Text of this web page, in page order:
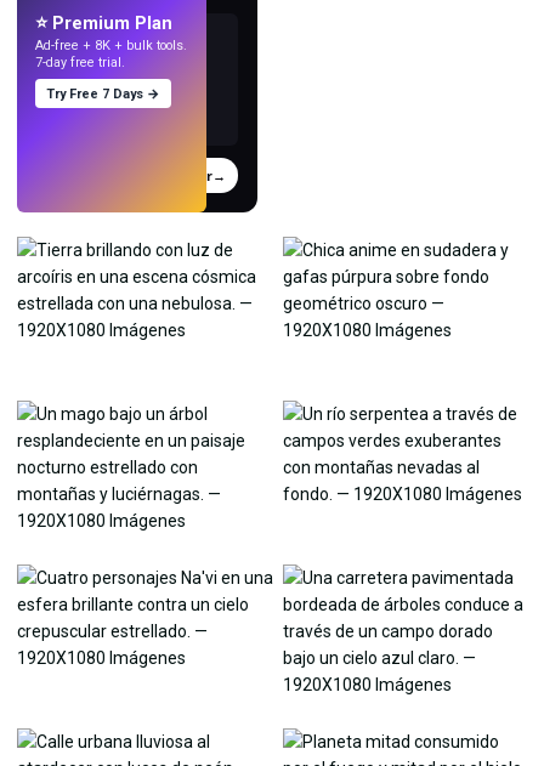
Probar→
⭐ Premium Plan
Ad-free + 8K + bulk tools.
7-day free trial.
Try Free 7 Days →